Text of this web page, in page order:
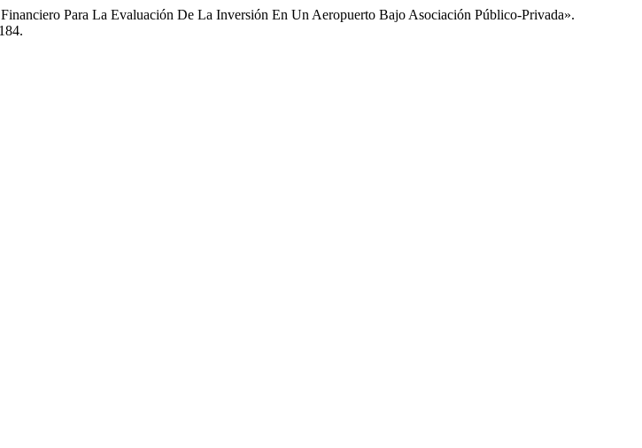
Para La Evaluación De La Inversión En Un Aeropuerto Bajo Asociación Público-Privada».